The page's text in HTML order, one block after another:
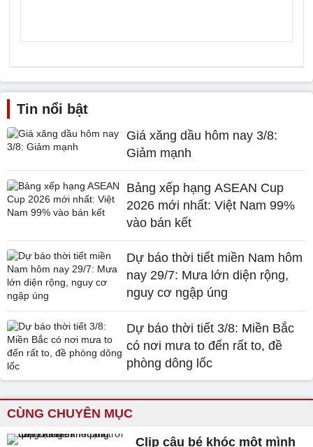
Tin nổi bật
Giá xăng dầu hôm nay 3/8:
Giảm mạnh
Bảng xếp hạng ASEAN Cup
2026 mới nhất: Việt Nam 99%
vào bán kết
Dự báo thời tiết miền Nam hôm
nay 29/7: Mưa lớn diện rộng,
nguy cơ ngập úng
Dự báo thời tiết 3/8: Miền Bắc
có nơi mưa to đến rất to, đề
phòng dông lốc
CÙNG CHUYÊN MỤC
Clip cậu bé khóc một mình